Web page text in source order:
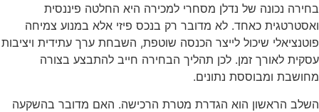
נכונה של נדלן מסחרי למכירה היא החלטה פיננסית
כאחד. לא מדובר רק בנכס פיזי אלא במנוע צמיחה
שיכול לייצר הכנסה שוטפת, השבחת ערך עתידית ויציבות
לאורך זמן. לכן תהליך הבחירה חייב להתבצע בצורה
ומבוססת נתונים.
הראשון הוא הגדרת מטרת הרכישה. האם מדובר בהשקעה